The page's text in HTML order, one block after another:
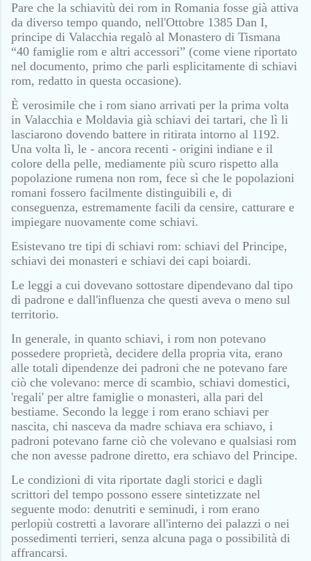
Pare che la schiavitù dei rom in Romania fosse già attiva
da diverso tempo quando, nell'Ottobre 1385 Dan I,
principe di Valacchia regalò al Monastero di Tismana
“40 famiglie rom e altri accessori” (come viene riportato
nel documento, primo che parli esplicitamente di schiavi
rom, redatto in questa occasione).
È verosimile che i rom siano arrivati per la prima volta
in Valacchia e Moldavia già schiavi dei tartari, che lì li
lasciarono dovendo battere in ritirata intorno al 1192.
Una volta lì, le - ancora recenti - origini indiane e il
colore della pelle, mediamente più scuro rispetto alla
popolazione rumena non rom, fece sì che le popolazioni
romani fossero facilmente distinguibili e, di
conseguenza, estremamente facili da censire, catturare e
impiegare nuovamente come schiavi.
Esistevano tre tipi di schiavi rom: schiavi del Principe,
schiavi dei monasteri e schiavi dei capi boiardi.
Le leggi a cui dovevano sottostare dipendevano dal tipo
di padrone e dall'influenza che questi aveva o meno sul
territorio.
In generale, in quanto schiavi, i rom non potevano
possedere proprietà, decidere della propria vita, erano
alle totali dipendenze dei padroni che ne potevano fare
ciò che volevano: merce di scambio, schiavi domestici,
'regali' per altre famiglie o monasteri, alla pari del
bestiame. Secondo la legge i rom erano schiavi per
nascita, chi nasceva da madre schiava era schiavo, i
padroni potevano farne ciò che volevano e qualsiasi rom
che non avesse padrone diretto, era schiavo del Principe.
Le condizioni di vita riportate dagli storici e dagli
scrittori del tempo possono essere sintetizzate nel
seguente modo: denutriti e seminudi, i rom erano
perlopiù costretti a lavorare all'interno dei palazzi o nei
possedimenti terrieri, senza alcuna paga o possibilità di
affrancarsi.